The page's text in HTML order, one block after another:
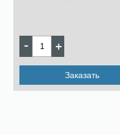
Заказать